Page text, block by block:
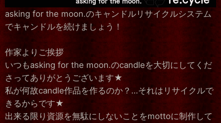
asking for the moon.のキャンドルリサイクルシステム
でキャンドルを続けましょう！
作家よりご挨拶
いつもasking for the moon.のcandleを大切にしてくだ
さってありがとうございます★
私が何故candle作品を作るのか？…それはリサイクルで
きるからです★
出来る限り資源を無駄にしないことをmottoに制作して